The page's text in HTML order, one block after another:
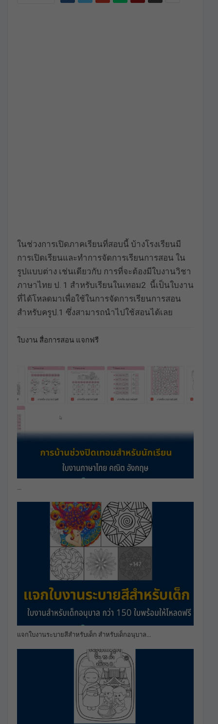
ในช่วงการเปิดภาคเรียนที่สอบนี้ บ้างโรงเรียนมี
การเปิดเรียนและทำการจัดการเรียนการสอน ใน
รูปแบบต่าง เช่นเดียวกับ การที่จะต้องมีใบงานวิชา
ภาษาไทย ป. 1 สำหรับเรียนในเทอม2 นี้เป็นใบงาน
ที่ได้โหลดมาเพื่อใช้ในการจัดการเรียนการสอน
สำหรับครูป.1 ซึ่งสามารถนำไปใช้สอนได้เลย
ใบงาน สื่อการสอน แจกฟรี
แจกใบงานระบายสีสำหรับเด็ก สำหรับเด็กอนุบาล…